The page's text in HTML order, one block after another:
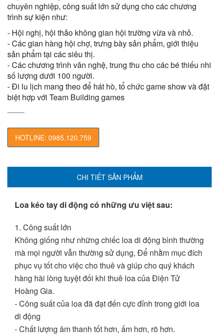
chuyên nghiệp, công suất lớn sử dụng cho các chương
trình sự kiện như:
- Hội nghị, hội thảo không gian hội trường vừa và nhỏ.
- Các gian hàng hội chợ, trưng bày sản phẩm, giới thiệu
sản phẩm tại các siêu thị.
- Các chương trình văn nghệ, trung thu cho các bé thiếu nhi
số lượng dưới 100 người.
- Đi lu lịch mang theo để hát hò, tổ chức game show và đặt
biệt hợp với Team Building games
HOTLINE: 0985.120.759
CHI TIẾT SẢN PHẨM
Loa kéo tay di động có những ưu việt sau:
1. Công suất lớn
Không giống như những chiếc loa di động bình thường
mà mọi người vẫn thường sử dụng, Để nhằm mục đích
phục vụ tốt cho việc cho thuê và giúp cho quý khách
hàng hài lòng tuyệt đối khi thuê loa của Điện Tử
Hoàng Gia.
- Công suất của loa đã đạt đến cực đỉnh trong giới loa
di động
- Chất lượng âm thanh tốt hơn, ấm hơn, rõ hơn.